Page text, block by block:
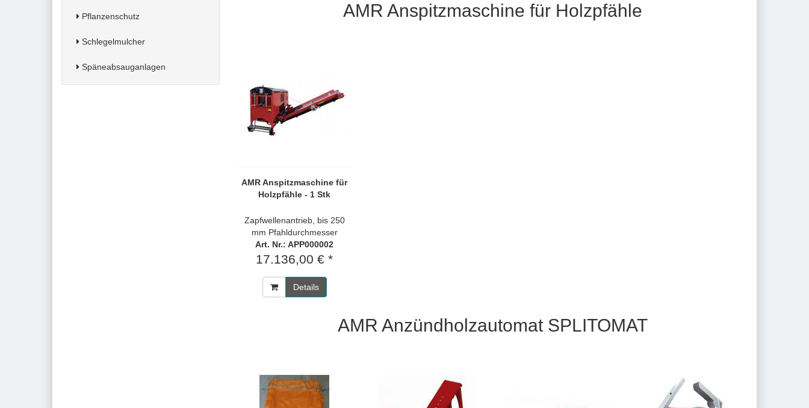
Pflanzenschutz
Schlegelmulcher
Späneabsauganlagen
AMR Anspitzmaschine für Holzpfähle
AMR Anspitzmaschine für
Holzpfähle - 1 Stk
Zapfwellenantrieb, bis 250
mm Pfahldurchmesser
Art. Nr.: APP000002
17.136,00 € *
Details
AMR Anzündholzautomat SPLITOMAT